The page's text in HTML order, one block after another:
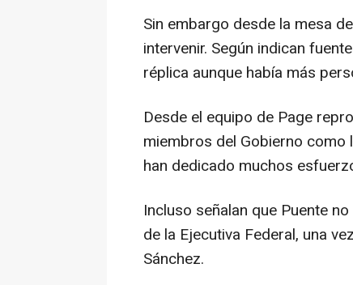
Sin embargo desde la mesa
intervenir. Según indican
réplica aunque había más
Desde el equipo de Page
miembros del Gobierno como
han dedicado muchos
Incluso señalan que Puente
de la Ejecutiva Federal, una
Sánchez.